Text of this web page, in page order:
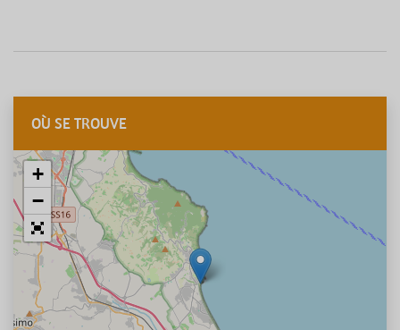
OÙ SE TROUVE
+
−